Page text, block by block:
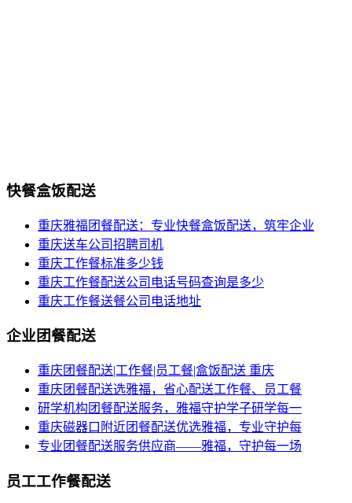
快餐盒饭配送
重庆雅福团餐配送：专业快餐盒饭配送，筑牢企业
重庆送车公司招聘司机
重庆工作餐标准多少钱
重庆工作餐配送公司电话号码查询是多少
重庆工作餐送餐公司电话地址
企业团餐配送
重庆团餐配送|工作餐|员工餐|盒饭配送 重庆
重庆团餐配送选雅福，省心配送工作餐、员工餐
研学机构团餐配送服务，雅福守护学子研学每一
重庆磁器口附近团餐配送优选雅福，专业守护每
专业团餐配送服务供应商——雅福，守护每一场
员工工作餐配送